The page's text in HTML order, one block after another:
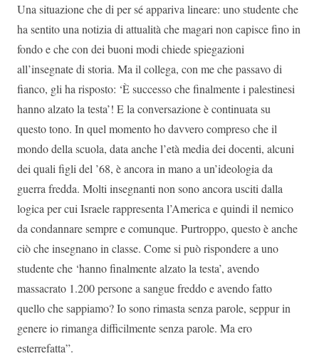
Una situazione che di per sé appariva lineare: uno studente che
ha sentito una notizia di attualità che magari non capisce fino in
fondo e che con dei buoni modi chiede spiegazioni
all’insegnate di storia. Ma il collega, con me che passavo di
fianco, gli ha risposto: ‘È successo che finalmente i palestinesi
hanno alzato la testa’! E la conversazione è continuata su
questo tono. In quel momento ho davvero compreso che il
mondo della scuola, data anche l’età media dei docenti, alcuni
dei quali figli del ’68, è ancora in mano a un’ideologia da
guerra fredda. Molti insegnanti non sono ancora usciti dalla
logica per cui Israele rappresenta l’America e quindi il nemico
da condannare sempre e comunque. Purtroppo, questo è anche
ciò che insegnano in classe. Come si può rispondere a uno
studente che ‘hanno finalmente alzato la testa’, avendo
massacrato 1.200 persone a sangue freddo e avendo fatto
quello che sappiamo? Io sono rimasta senza parole, seppur in
genere io rimanga difficilmente senza parole. Ma ero
esterrefatta”.